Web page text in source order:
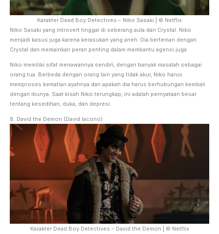
Karakter Dead Boy Detectives – Niko Sasaki | © Netflix
Niko Sasaki yang introvert tinggal di seberang aula dari Crystal. Niko
menjadi kasus juga karena kerasukan yang aneh. Dia berteman dengan
Crystal dan memainkan peran penting dalam membantu agensi juga.
Niko memiliki sifat menawannya sendiri, dengan banyak masalah sebagai
orang tua. Berbeda dengan orang lain yang tidak akur, Niko harus
memproses kematian ayahnya dan apakah dia harus berhubungan kembali
dengan ibunya. Saat kisah Niko terungkap, ini adalah pernyataan besar
tentang kesedihan, duka, dan depresi.
8. David the Demon (David Iacono)
Karakter Dead Boy Detectives – David the Demon | © Netflix